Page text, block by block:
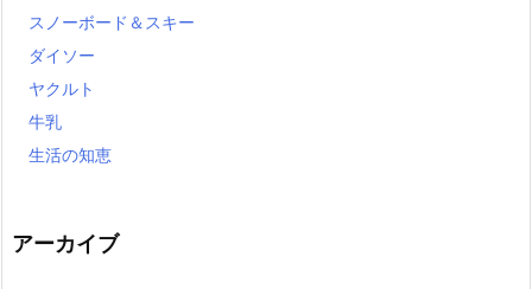
スノーボード＆スキー
ダイソー
ヤクルト
牛乳
生活の知恵
アーカイブ